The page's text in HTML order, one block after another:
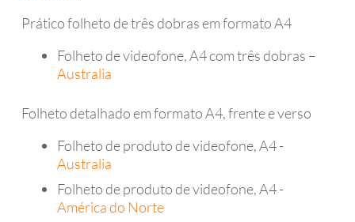
Prático folheto de três dobras em formato A4
Folheto de videofone, A4 com três dobras –
Australia
Folheto detalhado em formato A4, frente e verso
Folheto de produto de videofone, A4 -
Australia
Folheto de produto de videofone, A4 -
América do Norte